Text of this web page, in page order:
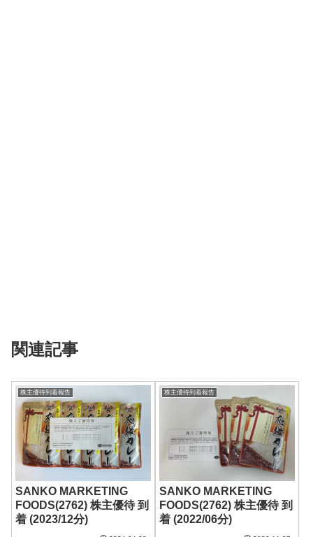
関連記事
株主優待到着報告
SANKO MARKETING
FOODS(2762) 株主優待 到
着 (2023/12分)
株主優待到着報告
SANKO MARKETING
FOODS(2762) 株主優待 到
着 (2022/06分)